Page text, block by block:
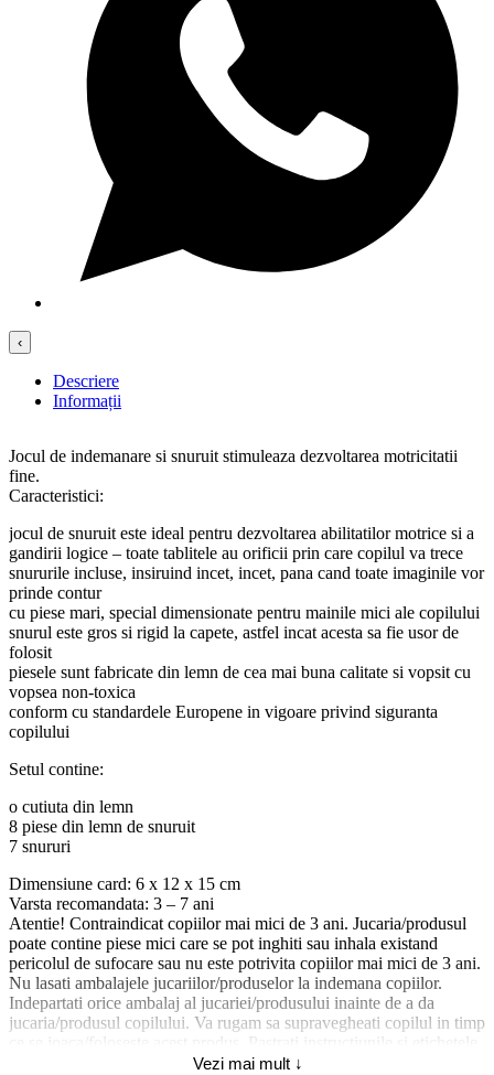
‹
Descriere
Informații
Jocul de indemanare si snuruit stimuleaza dezvoltarea motricitatii
fine.
Caracteristici:
jocul de snuruit este ideal pentru dezvoltarea abilitatilor motrice si a
gandirii logice – toate tablitele au orificii prin care copilul va trece
snururile incluse, insiruind incet, incet, pana cand toate imaginile vor
prinde contur
cu piese mari, special dimensionate pentru mainile mici ale copilului
snurul este gros si rigid la capete, astfel incat acesta sa fie usor de
folosit
piesele sunt fabricate din lemn de cea mai buna calitate si vopsit cu
vopsea non-toxica
conform cu standardele Europene in vigoare privind siguranta
copilului
Setul contine:
o cutiuta din lemn
8 piese din lemn de snuruit
7 snururi
Dimensiune card: 6 x 12 x 15 cm
Varsta recomandata: 3 – 7 ani
Atentie! Contraindicat copiilor mai mici de 3 ani. Jucaria/produsul
poate contine piese mici care se pot inghiti sau inhala existand
pericolul de sufocare sau nu este potrivita copiilor mai mici de 3 ani.
Nu lasati ambalajele jucariilor/produselor la indemana copiilor.
Indepartati orice ambalaj al jucariei/produsului inainte de a da
jucaria/produsul copilului. Va rugam sa supravegheati copilul in timp
ce se joaca/foloseste acest produs. Pastrati instructiunile si etichetele
pentru referinte viitoare. Pastrati jucaria/produsul departe de foc,
Vezi mai mult ↓